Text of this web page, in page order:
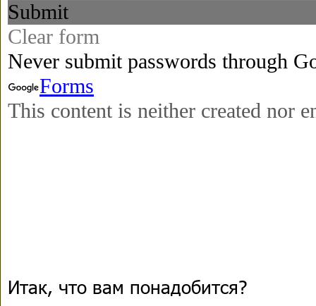
Итак, что вам понадобится?